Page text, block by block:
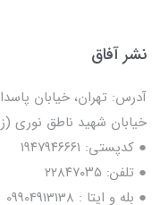
نشر آفاق
آدرس: تهران، خیابان
خیابان شهید ناطق نوری (زمرد)، پلاک9،
● کدپستی: ۱۹۴۷۹۴۶۶۶۱
● تلفن: ٢٢٨۴٧۰۳۵
● بله و ایتا : 09904913138